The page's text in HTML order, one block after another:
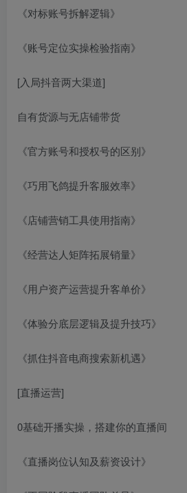
《对标账号拆解逻辑》
《账号定位实操检验指南》
[入局抖音两大渠道]
自有货源与无店铺带货
《官方账号和授权号的区别》
《巧用飞鸽提升客服效率》
《店铺营销工具使用指南》
《经营达人矩阵拓展销量》
《用户资产运营提升客单价》
《体验分底层逻辑及提升技巧》
《抓住抖音电商搜索新机遇》
[直播运营]
0基础开播实操，搭建你的直播间
《直播岗位认知及薪资设计》